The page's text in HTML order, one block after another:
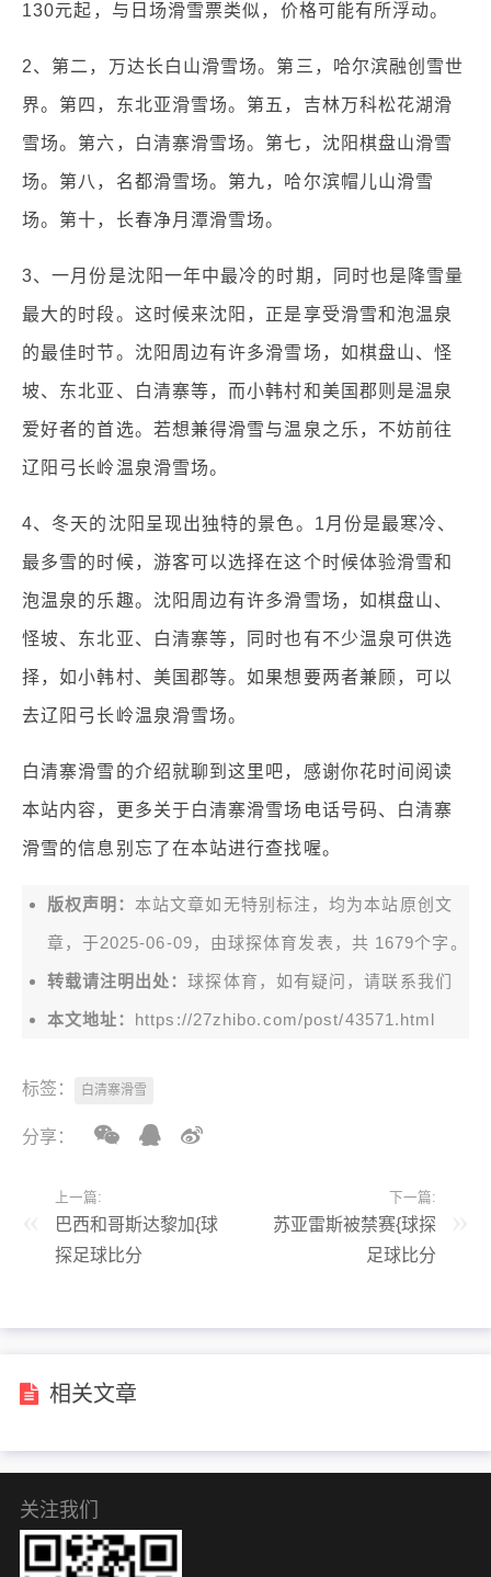
130元起，与日场滑雪票类似，价格可能有所浮动。
2、第二，万达长白山滑雪场。第三，哈尔滨融创雪世
界。第四，东北亚滑雪场。第五，吉林万科松花湖滑
雪场。第六，白清寨滑雪场。第七，沈阳棋盘山滑雪
场。第八，名都滑雪场。第九，哈尔滨帽儿山滑雪
场。第十，长春净月潭滑雪场。
3、一月份是沈阳一年中最冷的时期，同时也是降雪量
最大的时段。这时候来沈阳，正是享受滑雪和泡温泉
的最佳时节。沈阳周边有许多滑雪场，如棋盘山、怪
坡、东北亚、白清寨等，而小韩村和美国郡则是温泉
爱好者的首选。若想兼得滑雪与温泉之乐，不妨前往
辽阳弓长岭温泉滑雪场。
4、冬天的沈阳呈现出独特的景色。1月份是最寒冷、
最多雪的时候，游客可以选择在这个时候体验滑雪和
泡温泉的乐趣。沈阳周边有许多滑雪场，如棋盘山、
怪坡、东北亚、白清寨等，同时也有不少温泉可供选
择，如小韩村、美国郡等。如果想要两者兼顾，可以
去辽阳弓长岭温泉滑雪场。
白清寨滑雪的介绍就聊到这里吧，感谢你花时间阅读
本站内容，更多关于白清寨滑雪场电话号码、白清寨
滑雪的信息别忘了在本站进行查找喔。
版权声明： 本站文章如无特别标注，均为本站原创文
章，于2025-06-09，由球探体育 发表，共 1679个字。
转载请注明出处：球探体育，如有疑问，请联系我们
本文地址： https://27zhibo.com/post/43571.html
标签： 白清寨滑雪
分享：
上一篇:
巴西和哥斯达黎加{球
探足球比分
下一篇:
苏亚雷斯被禁赛{球探
足球比分
相关文章
关注我们